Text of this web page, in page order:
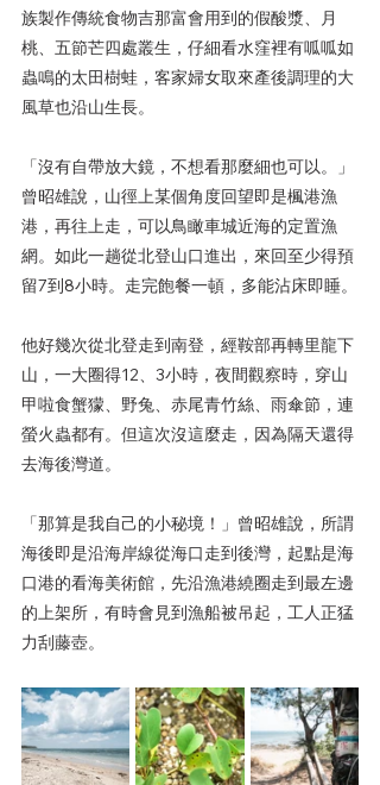
族製作傳統食物吉那富會用到的假酸漿、月
桃、五節芒四處叢生，仔細看水窪裡有呱呱如
蟲鳴的太田樹蛙，客家婦女取來產後調理的大
風草也沿山生長。
「沒有自帶放大鏡，不想看那麼細也可以。」
曾昭雄說，山徑上某個角度回望即是楓港漁
港，再往上走，可以鳥瞰車城近海的定置漁
網。如此一趟從北登山口進出，來回至少得預
留7到8小時。走完飽餐一頓，多能沾床即睡。
他好幾次從北登走到南登，經鞍部再轉里龍下
山，一大圈得12、3小時，夜間觀察時，穿山
甲啦食蟹獴、野兔、赤尾青竹絲、雨傘節，連
螢火蟲都有。但這次沒這麼走，因為隔天還得
去海後灣道。
「那算是我自己的小秘境！」曾昭雄說，所謂
海後即是沿海岸線從海口走到後灣，起點是海
口港的看海美術館，先沿漁港繞圈走到最左邊
的上架所，有時會見到漁船被吊起，工人正猛
力刮藤壺。